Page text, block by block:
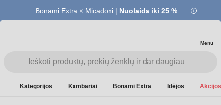
Bonami Extra × Micadoni | Nuolaida iki 25 % →
Menu
Kategorijos Kambariai Bonami Extra Idėjos